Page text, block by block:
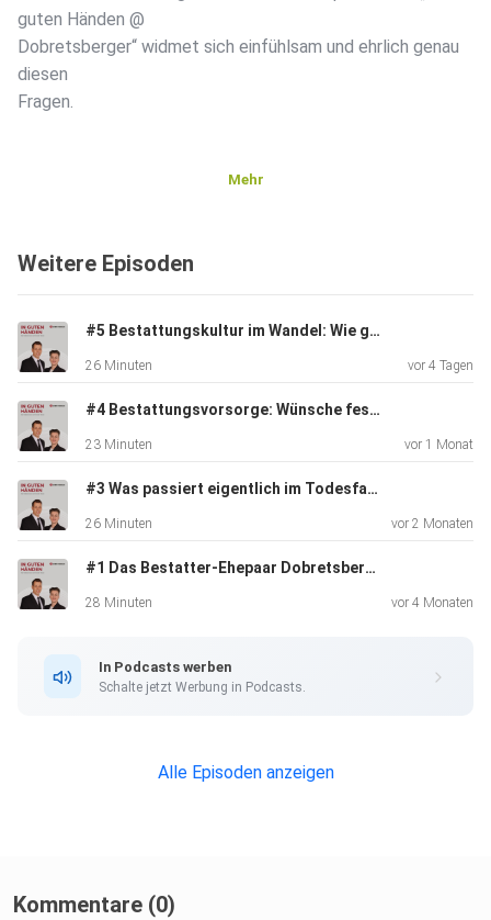
guten Händen @
Dobretsberger“ widmet sich einfühlsam und ehrlich genau
diesen
Fragen.
Mehr
Weitere Episoden
#5 Bestattungskultur im Wandel: Wie geht "Abschied nehmen" heute?
26 Minuten vor 4 Tagen
#4 Bestattungsvorsorge: Wünsche festhalten - Angehörige entlasten
23 Minuten vor 1 Monat
#3 Was passiert eigentlich im Todesfall? Ein klarer Leitfaden für Angehörige.
26 Minuten vor 2 Monaten
#1 Das Bestatter-Ehepaar Dobretsberger stellt sich vor
28 Minuten vor 4 Monaten
In Podcasts werben
Schalte jetzt Werbung in Podcasts.
Alle Episoden anzeigen
Kommentare (0)